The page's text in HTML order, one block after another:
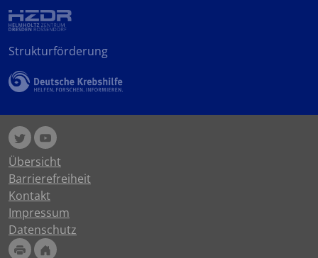
Strukturförderung
Übersicht
Barrierefreiheit
Kontakt
Impressum
Datenschutz